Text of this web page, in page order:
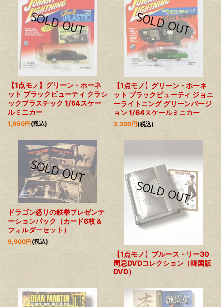
【1点モノ】グリーン・ホーネ
ット ブラックビューティ クラシ
ックプラスチック 1/64スケー
ルミニカー
1,650円(税込)
【1点モノ】グリーン・ホーネ
ット ブラックビューティ ジョニ
ーライトニング グリーンバージ
ョン 1/64スケールミニカー
3,300円(税込)
ドラゴン怒りの鉄拳プレゼンテ
ーションパック（カード6枚＆
フォルダーセット）
9,900円(税込)
【1点モノ】ブルース・リー30
周忌DVDコレクション（韓国版
DVD）